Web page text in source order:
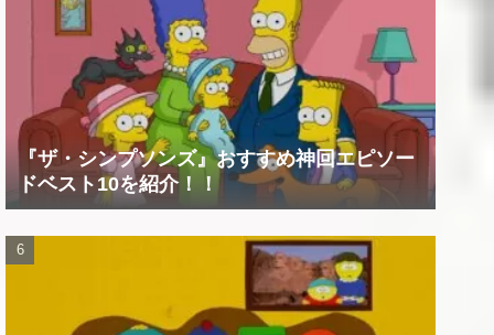
『ザ・シンプソンズ』おすすめ神回エピソー
ドベスト10を紹介！！